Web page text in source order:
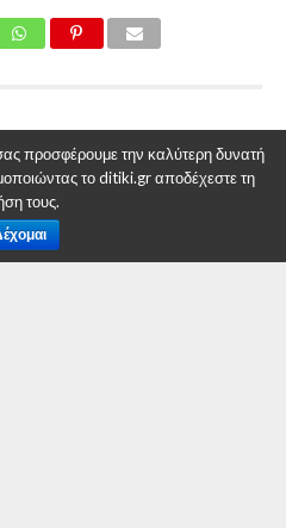
τις δικές τους ευθύνες.
προσφέρουμε την καλύτερη δυνατή
το ditiki.gr αποδέχεστε τη
τους.